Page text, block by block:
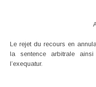
Le rejet du recours en
la sentence arbitrale
l’exequatur.